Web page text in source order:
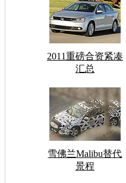
2011重磅合资紧凑
汇总
雪佛兰Malibu替代
景程